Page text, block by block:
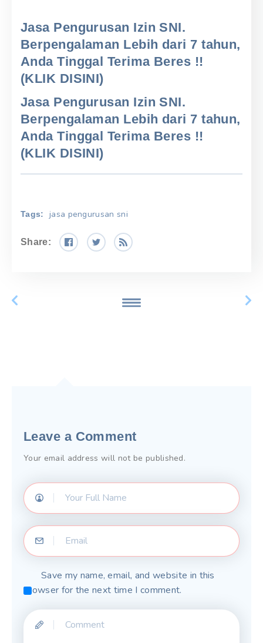
Jasa Pengurusan Izin SNI.
Berpengalaman Lebih dari 7 tahun,
Anda Tinggal Terima Beres !!
(KLIK DISINI)
Jasa Pengurusan Izin SNI.
Berpengalaman Lebih dari 7 tahun,
Anda Tinggal Terima Beres !!
(KLIK DISINI)
Tags: jasa pengurusan sni
Share:
Leave a Comment
Your email address will not be published.
Save my name, email, and website in this
browser for the next time I comment.